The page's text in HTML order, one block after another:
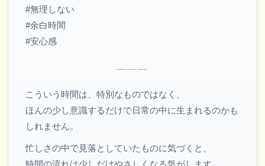
#無理しない
#余白時間
#安心感
———
こういう時間は、特別なものではなく、
ほんの少し意識するだけで日常の中に生まれるのかも
しれません。
忙しさの中で見落としていたものに気づくと、